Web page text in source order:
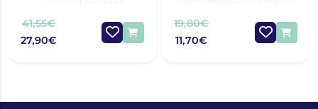
41,55€
27,90€
19,80€
11,70€